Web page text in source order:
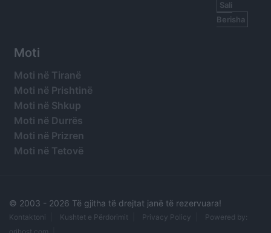
Sali
Berisha
Moti
Moti në Tiranë
Moti në Prishtinë
Moti në Shkup
Moti në Durrës
Moti në Prizren
Moti në Tetovë
© 2003 - 2026 Të gjitha të drejtat janë të rezervuara!
Kontaktoni Kushtet e Përdorimit Privacy Policy
Powered by: